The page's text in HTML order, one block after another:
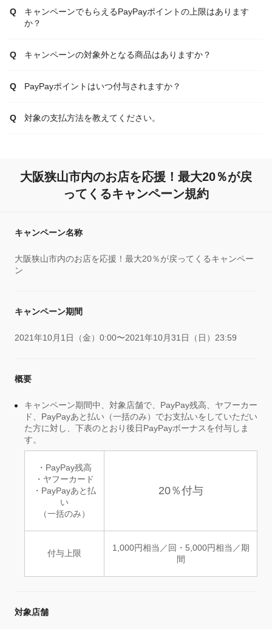
キャンペーンでもらえるPayPayポイントの上限はあります
か？
キャンペーンの対象外となる商品はありますか？
PayPayポイントはいつ付与されますか？
対象の支払方法を教えてください。
大阪狭山市内のお店を応援！最大20％が戻
ってくるキャンペーン規約
キャンペーン名称
大阪狭山市内のお店を応援！最大20％が戻ってくるキャンペー
ン
キャンペーン期間
2021年10月1日（金）0:00〜2021年10月31日（日）23:59
概要
キャンペーン期間中、対象店舗で、PayPay残高、ヤフーカー
ド、PayPayあと払い（一括のみ）でお支払いをしていただい
た方に対し、下表のとおり後日PayPayボーナスを付与しま
す。
・PayPay残高
・ヤフーカード
・PayPayあと払
い
（一括のみ）
20％付与
付与上限
1,000円相当／回・5,000円相当／期
間
対象店舗